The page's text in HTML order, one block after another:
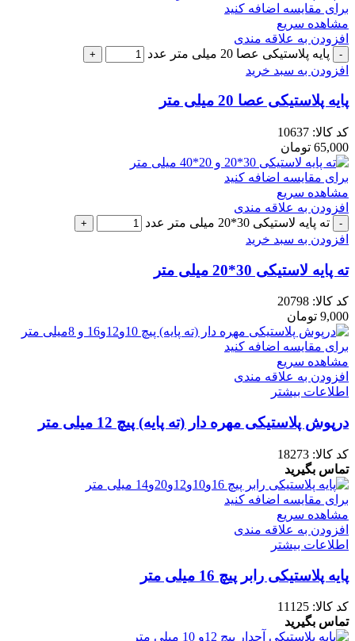
برای مقایسه اضافه کنید
مشاهده سریع
افزودن به علاقه مندی
پایه پلاستیکی عصا 20 میلی متر عدد
افزودن به سبد خرید
پایه پلاستیکی عصا 20 میلی متر
کد کالا: 10637
65,000 تومان
برای مقایسه اضافه کنید
مشاهده سریع
افزودن به علاقه مندی
ته پایه لاستیکی 30*20 میلی متر عدد
افزودن به سبد خرید
ته پایه لاستیکی 30*20 میلی متر
کد کالا: 20798
9,000 تومان
برای مقایسه اضافه کنید
مشاهده سریع
افزودن به علاقه مندی
اطلاعات بیشتر
درپوش پلاستیکی مهره دار (ته پایه) پیچ 12 میلی متر
کد کالا: 18273
تماس بگیرید
برای مقایسه اضافه کنید
مشاهده سریع
افزودن به علاقه مندی
اطلاعات بیشتر
پایه پلاستیکی رابر پیچ 16 میلی متر
کد کالا: 11125
تماس بگیرید